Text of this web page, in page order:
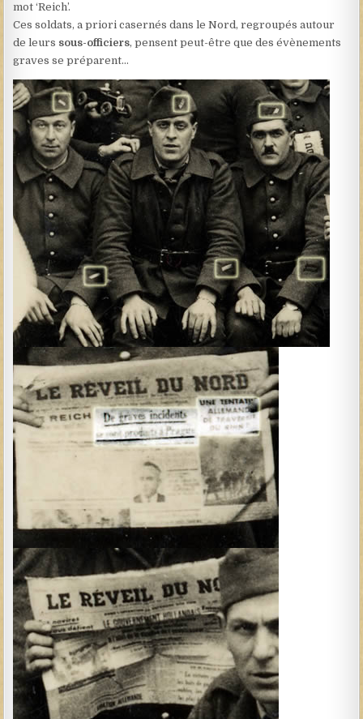
mot ‘Reich’.
Ces soldats, a priori casernés dans le Nord, regroupés autour
de leurs sous-officiers, pensent peut-être que des évènements
graves se préparent…